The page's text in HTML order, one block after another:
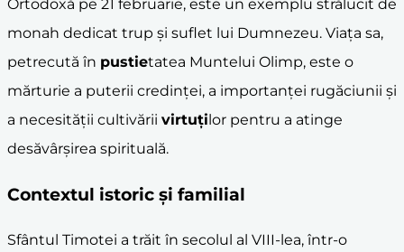
Ortodoxă pe 21 februarie, este un exemplu strălucit de
monah dedicat trup și suflet lui Dumnezeu. Viața sa,
petrecută în pustietatea Muntelui Olimp, este o
mărturie a puterii credinței, a importanței rugăciunii și
a necesității cultivării virtuților pentru a atinge
desăvârșirea spirituală.
Contextul istoric și familial
Sfântul Timotei a trăit în secolul al VIII-lea, într-o